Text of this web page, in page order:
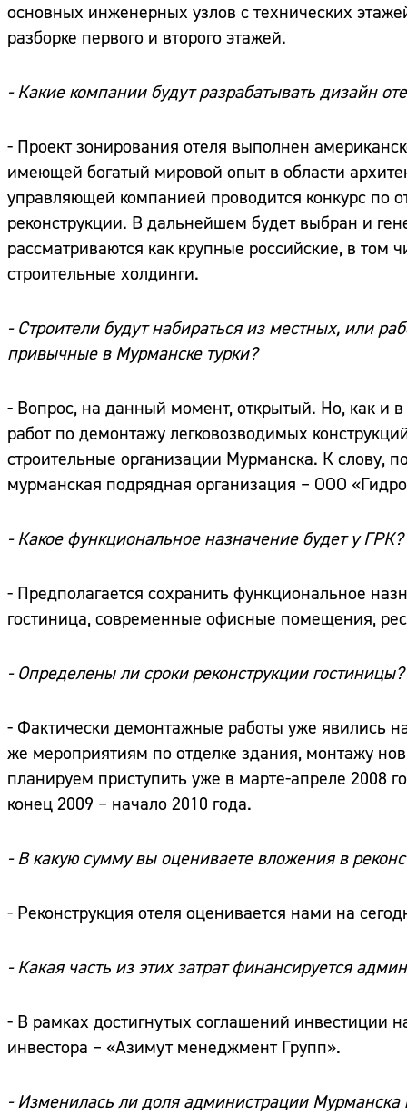
основных инженерных узлов с технических
разборке первого и второго этажей.
- Какие компании будут разрабатывать дизайн
- Проект зонирования отеля выполнен
имеющей богатый мировой опыт в области
управляющей компанией проводится конкурс по
реконструкции. В дальнейшем будет выбран и
рассматриваются как крупные российские, в
строительные холдинги.
- Строители будут набираться из местных, или
привычные в Мурманске турки?
- Вопрос, на данный момент, открытый. Но, как и
работ по демонтажу легковозводимых
строительные организации Мурманска. К слову,
мурманская подрядная организация – ООО
- Какое функциональное назначение будет у ГРК?
- Предполагается сохранить функциональное
гостиница, современные офисные помещения,
- Определены ли сроки реконструкции
- Фактически демонтажные работы уже явились
же мероприятиям по отделке здания, монтажу
планируем приступить уже в марте-апреле 2008
конец 2009 – начало 2010 года.
- В какую сумму вы оцениваете вложения в
- Реконструкция отеля оценивается нами на
- Какая часть из этих затрат финансируется
- В рамках достигнутых соглашений инвестиции
инвестора – «Азимут менеджмент Групп».
- Изменилась ли доля администрации